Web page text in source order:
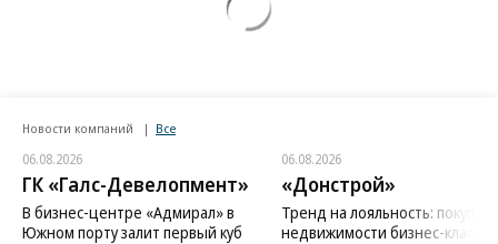
Новости компаний Все
06.08.2026
ГК «Галс-Девелопмент»
В бизнес-центре «Адмирал» в
Южном порту залит первый куб
06.08.2026
«Донстрой»
Тренд на лояльность:
недвижимости бизнес-класса